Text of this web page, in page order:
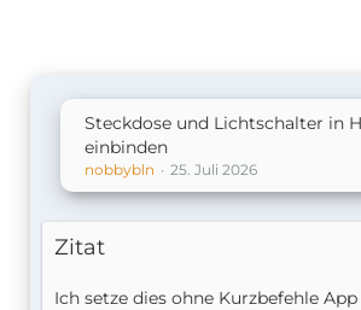
Steckdose und Lichtschalter in
einbinden
nobbybln 25. Juli 2026
Zitat
Ich setze dies ohne Kurzbefehle